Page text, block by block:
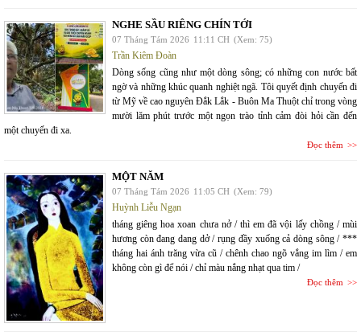
NGHE SẦU RIÊNG CHÍN TỚI
07 Tháng Tám 2026 11:11 CH (Xem: 75)
Trần Kiêm Đoàn
Dòng sống cũng như một dòng sông; có những con nước bất
ngờ và những khúc quanh nghiệt ngã. Tôi quyết định chuyến đi
từ Mỹ về cao nguyên Đắk Lắk - Buôn Ma Thuột chỉ trong vòng
mười lăm phút trước một ngọn trào tỉnh cảm đòi hỏi cần đến
một chuyến đi xa.
Đọc thêm
MỘT NĂM
07 Tháng Tám 2026 11:05 CH (Xem: 79)
Huỳnh Liễu Ngạn
tháng giêng hoa xoan chưa nở / thì em đã vội lấy chồng / mùi
hương còn đang dang dở / rụng đầy xuống cả dòng sông / ***
tháng hai ánh trăng vừa cũ / chênh chao ngõ vắng im lìm / em
không còn gì để nói / chỉ màu nắng nhạt qua tim /
Đọc thêm